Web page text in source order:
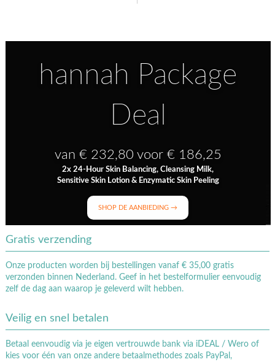
hannah Package
Deal
van € 232,80 voor € 186,25
2x 24-Hour Skin Balancing, Cleansing Milk,
Sensitive Skin Lotion & Enzymatic Skin Peeling
SHOP DE AANBIEDING →
Gratis verzending
Onze producten worden bij bestellingen vanaf € 35,00 gratis
verzonden binnen Nederland. Geef in het bestelformulier eenvoudig
zelf de dag aan waarop je geleverd wilt hebben.
Veilig en snel betalen
Betaal eenvoudig via je eigen vertrouwde bank via iDEAL / Wero of
kies voor één van onze andere betaalmethodes zoals PayPal,